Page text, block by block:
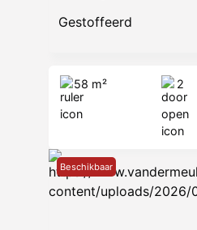
Gestoffeerd
58 m² 2
Beschikbaar